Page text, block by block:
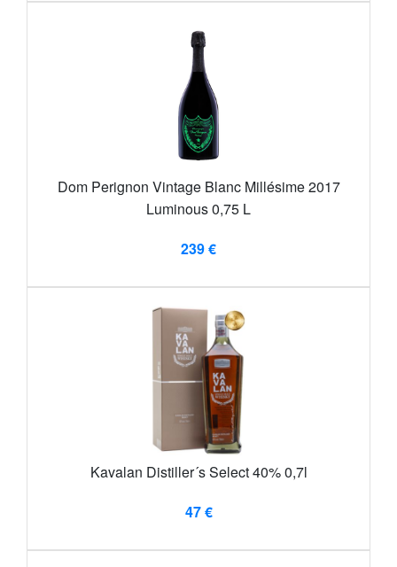
Dom Perignon Vintage Blanc Millésime 2017
Luminous 0,75 L
239 €
Kavalan Distiller´s Select 40% 0,7l
47 €